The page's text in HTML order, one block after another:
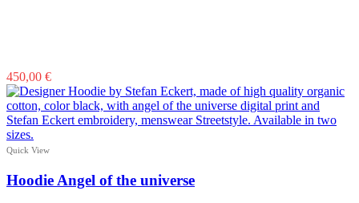
450,00 €
Quick View
Hoodie Angel of the universe